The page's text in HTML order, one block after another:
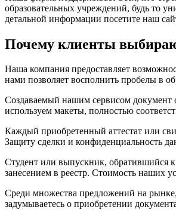
образовательных учреждений, будь то
детальной информации посетите наш
Почему клиенты
Наша компания предоставляет
нами позволяет восполнить пробелы в
Создаваемый нашим сервисом документ
используем макеты, полностью
Каждый приобретенный аттестат или
Защиту сделки и конфиденциальность
Студент или выпускник, обратившийся
занесением в реестр. Стоимость наших
Среди множества предложений на
задумываетесь о приобретении